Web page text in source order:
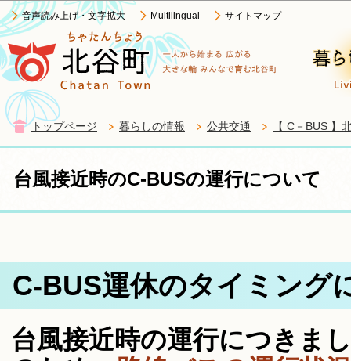
音声読み上げ・文字拡大 Multilingual サイトマップ
トップページ 暮らしの情報 公共交通 【 C－BUS 】
台風接近時のC-BUSの運行について
C-BUS運休のタイミング
台風接近時の運行につきま